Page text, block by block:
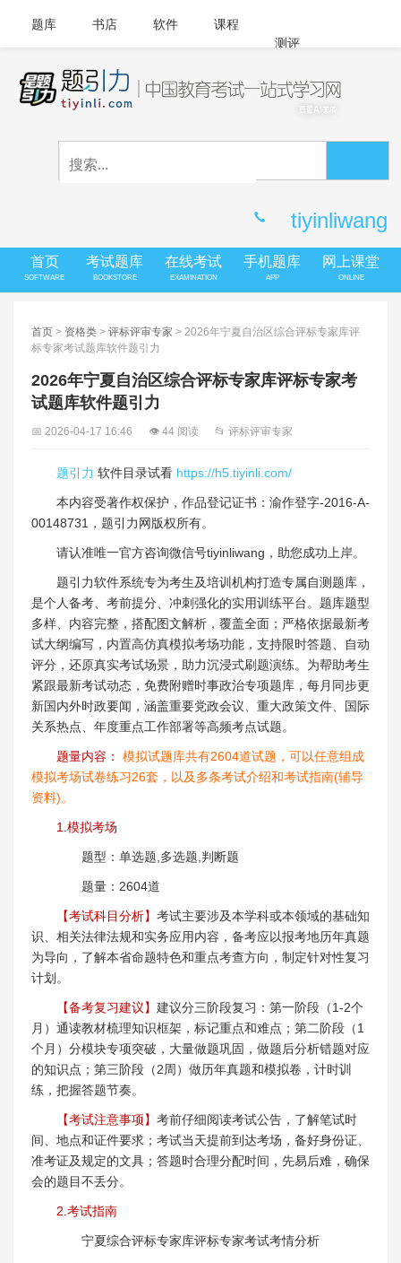
题库 书店 软件
课程
测评
APP下载
tiyinliwang
首页
SOFTWARE
考试题库
BOOKSTORE
在线考试
EXAMINATION
手机题库
APP
网上课堂
ONLINE
首页 > 资格类 > 评标评审专家 > 2026年宁夏自治区综合评标专家库评
标专家考试题库软件题引力
2026年宁夏自治区综合评标专家库评标专家考
试题库软件题引力
📅 2026-04-17 16:46 👁 44 阅读 📂 评标评审专家
题引力 软件目录试看 https://h5.tiyinli.com/
本内容受著作权保护，作品登记证书：渝作登字-2016-A-
00148731，题引力网版权所有。
请认准唯一官方咨询微信号tiyinliwang，助您成功上岸。
题引力软件系统专为考生及培训机构打造专属自测题库，
是个人备考、考前提分、冲刺强化的实用训练平台。题库题型
多样、内容完整，搭配图文解析，覆盖全面；严格依据最新考
试大纲编写，内置高仿真模拟考场功能，支持限时答题、自动
评分，还原真实考试场景，助力沉浸式刷题演练。为帮助考生
紧跟最新考试动态，免费附赠时事政治专项题库，每月同步更
新国内外时政要闻，涵盖重要党政会议、重大政策文件、国际
关系热点、年度重点工作部署等高频考点试题。
题量内容： 模拟试题库共有2604道试题，可以任意组成
模拟考场试卷练习26套，以及多条考试介绍和考试指南(辅导
资料)。
1.模拟考场
题型：单选题,多选题,判断题
题量：2604道
【考试科目分析】 考试主要涉及本学科或本领域的基础知
识、相关法律法规和实务应用内容，备考应以报考地历年真题
为导向，了解本省命题特色和重点考查方向，制定针对性复习
计划。
【备考复习建议】 建议分三阶段复习：第一阶段（1-2个
月）通读教材梳理知识框架，标记重点和难点；第二阶段（1
个月）分模块专项突破，大量做题巩固，做题后分析错题对应
的知识点；第三阶段（2周）做历年真题和模拟卷，计时训
练，把握答题节奏。
【考试注意事项】 考前仔细阅读考试公告，了解笔试时
间、地点和证件要求；考试当天提前到达考场，备好身份证、
准考证及规定的文具；答题时合理分配时间，先易后难，确保
会的题目不丢分。
2.考试指南
宁夏综合评标专家库评标专家考试考情分析